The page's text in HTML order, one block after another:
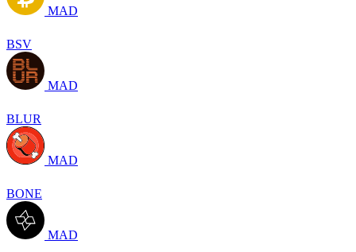
MAD
BSV
MAD
BLUR
MAD
BONE
MAD